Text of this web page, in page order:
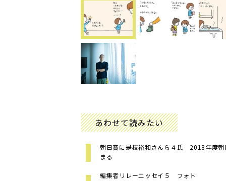
あわせて読みたい
朝日賞に是枝裕和さんら４氏 2018年度朝
まる
編集者リレーエッセイ５ フォト